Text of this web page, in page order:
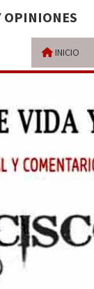
OPINIONES
INICIO